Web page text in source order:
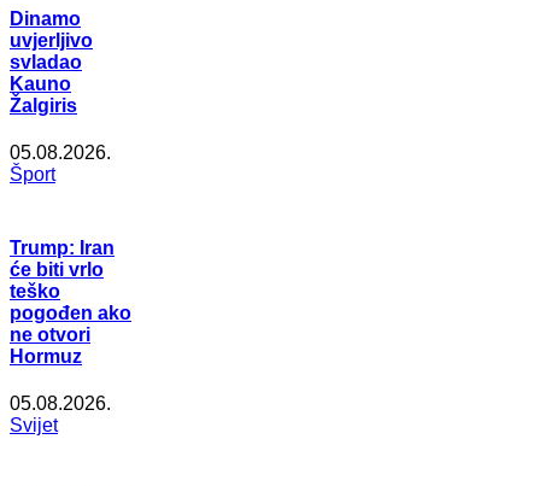
Dinamo
uvjerljivo
svladao
Kauno
Žalgiris
05.08.2026.
Šport
Trump: Iran
će biti vrlo
teško
pogođen ako
ne otvori
Hormuz
05.08.2026.
Svijet